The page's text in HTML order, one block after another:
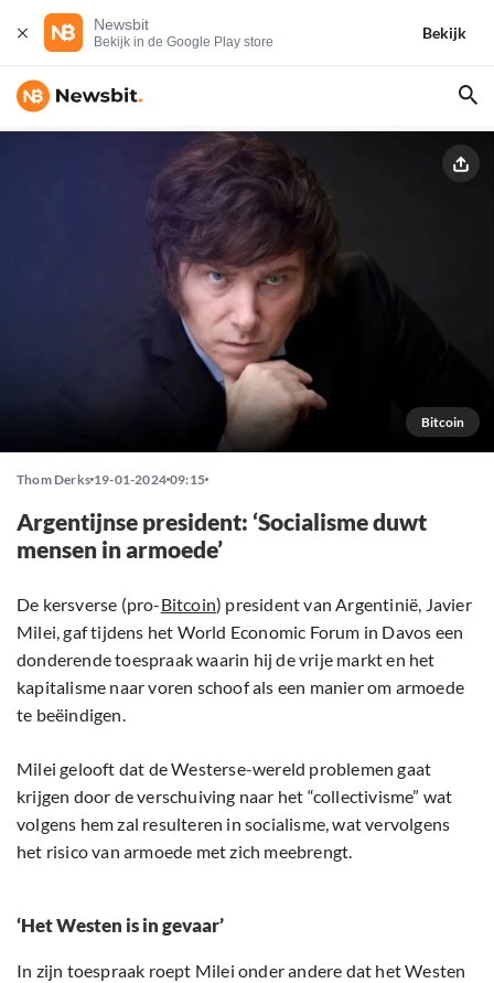
Newsbit
Bekijk in de Google Play store
Bekijk
Bitcoin
Thom Derks 19-01-2024 09:15
Argentijnse president: ‘Socialisme duwt
mensen in armoede’
De kersverse (pro-Bitcoin) president van Argentinië, Javier
Milei, gaf tijdens het World Economic Forum in Davos een
donderende toespraak waarin hij de vrije markt en het
kapitalisme naar voren schoof als een manier om armoede
te beëindigen.
Milei gelooft dat de Westerse-wereld problemen gaat
krijgen door de verschuiving naar het “collectivisme” wat
volgens hem zal resulteren in socialisme, wat vervolgens
het risico van armoede met zich meebrengt.
‘Het Westen is in gevaar’
In zijn toespraak roept Milei onder andere dat het Westen